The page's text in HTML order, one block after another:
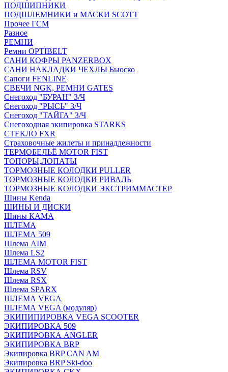
ПОДШИПНИКИ
ПОДШЛЕМНИКИ и МАСКИ SCOTT
Прочее ГСМ
Разное
РЕМНИ
Ремни OPTIBELT
САНИ КОФРЫ PANZERBOX
САНИ НАКЛАДКИ ЧЕХЛЫ Бьюско
Сапоги FENLINE
СВЕЧИ NGK, РЕМНИ GATES
Снегоход "БУРАН" З/Ч
Снегоход "РЫСЬ" З/Ч
Снегоход "ТАЙГА" З/Ч
Снегоходная экипировка STARKS
СТЕКЛО FXR
Страховочные жилеты и принадлежности
ТЕРМОБЕЛЬЁ MOTOR FIST
ТОПОРЫ,ЛОПАТЫ
ТОРМОЗНЫЕ КОЛОДКИ PULLER
ТОРМОЗНЫЕ КОЛОДКИ РИВАЛЬ
ТОРМОЗНЫЕ КОЛОДКИ ЭКСТРИММАСТЕР
Шины Kenda
ШИНЫ И ДИСКИ
Шины КАМА
ШЛЕМА
ШЛЕМА 509
Шлема AIM
Шлема LS2
ШЛЕМА MOTOR FIST
Шлема RSV
Шлема RSX
Шлема SPARX
ШЛЕМА VEGA
ШЛЕМА VEGA (модуляр)
ЭКИПИПИРОВКА VEGA SCOOTER
ЭКИПИРОВКА 509
ЭКИПИРОВКА ANGLER
ЭКИПИРОВКА BRP
Экипировка BRP CAN AM
Экипировка BRP Ski-doo